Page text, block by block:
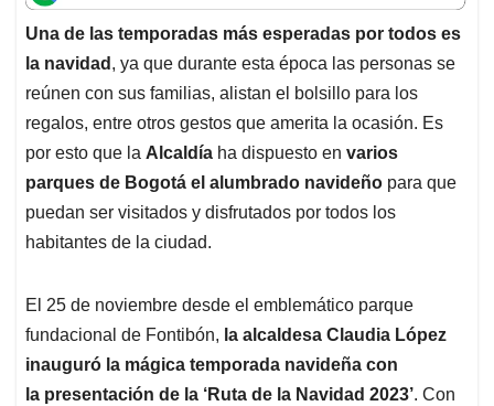
t
s
A
p
p
e
b
o
o
k
k
e
d
I
n
i
l
e
a
d
s
Una de las temporadas más esperadas por todos es
la navidad , ya que durante esta época las personas se
reúnen con sus familias, alistan el bolsillo para los
regalos, entre otros gestos que amerita la ocasión. Es
por esto que la Alcaldía ha dispuesto en varios
parques de Bogotá el alumbrado navideño para que
puedan ser visitados y disfrutados por todos los
habitantes de la ciudad.
El 25 de noviembre desde el emblemático parque
fundacional de Fontibón, la alcaldesa Claudia López
inauguró la mágica temporada navideña con
la presentación de la ‘Ruta de la Navidad 2023’. Con